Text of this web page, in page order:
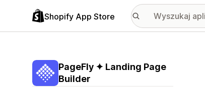
Shopify App Store
PageFly ✦ Landing Page
Builder